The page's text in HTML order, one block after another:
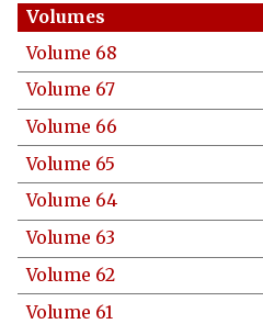
Volume 68
Volume 67
Volume 66
Volume 65
Volume 64
Volume 63
Volume 62
Volume 61